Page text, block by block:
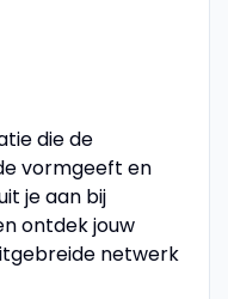
die de
vormgeeft en
je aan bij
ontdek jouw
netwerk